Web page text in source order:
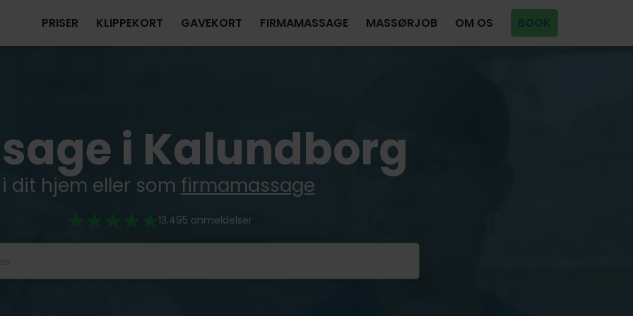
PRISER KLIPPEKORT GAVEKORT FIRMAMASSAGE MASSØRJOB OM OS BOOK
i Kalundborg
i dit hjem eller som firmamassage
13.495 anmeldelser